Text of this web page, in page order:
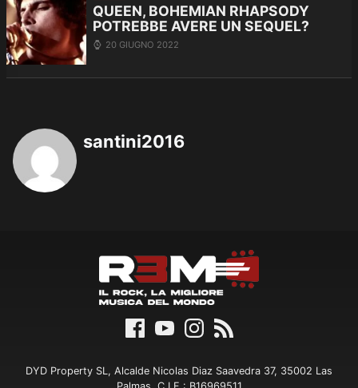
QUEEN, BOHEMIAN RHAPSODY
POTREBBE AVERE UN SEQUEL?
20 GIUGNO 2022
santini2016
DYD Property SL, Alcalde Nicolas Diaz Saavedra 37, 35002 Las